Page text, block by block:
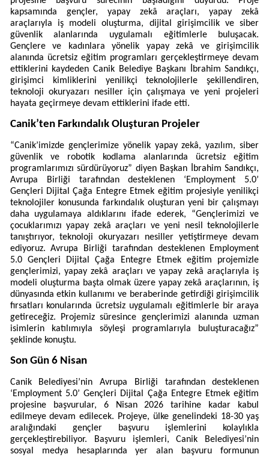
kapsamında gençler, yapay zekâ araçları, yapay zekâ
araçlarıyla iş modeli oluşturma, dijital girişimcilik ve siber
güvenlik alanlarında uygulamalı eğitimlerle buluşacak.
Gençlere ve kadınlara yönelik yapay zekâ ve girişimcilik
alanında ücretsiz eğitim programları gerçekleştirmeye devam
ettiklerini kaydeden Canik Belediye Başkanı İbrahim Sandıkçı,
girişimci kimliklerini yenilikçi teknolojilerle şekillendiren,
teknoloji okuryazarı nesiller için çalışmaya ve yeni projeleri
hayata geçirmeye devam ettiklerini ifade etti.
Canik’ten Farkındalık Oluşturan Projeler
“Canik’imizde gençlerimize yönelik yapay zekâ, yazılım, siber
güvenlik ve robotik kodlama alanlarında ücretsiz eğitim
programlarımızı sürdürüyoruz” diyen Başkan İbrahim Sandıkçı,
Avrupa Birliği tarafından desteklenen ‘Employment 5.0’
Gençleri Dijital Çağa Entegre Etmek eğitim projesiyle yenilikçi
teknolojiler konusunda farkındalık oluşturan yeni bir çalışmayı
daha uygulamaya aldıklarını ifade ederek, “Gençlerimizi ve
çocuklarımızı yapay zekâ araçları ve yeni nesil teknolojilerle
tanıştırıyor, teknoloji okuryazarı nesiller yetiştirmeye devam
ediyoruz. Avrupa Birliği tarafından desteklenen Employment
5.0 Gençleri Dijital Çağa Entegre Etmek eğitim projemizle
gençlerimizi, yapay zekâ araçları ve yapay zekâ araçlarıyla iş
modeli oluşturma başta olmak üzere yapay zekâ araçlarının, iş
dünyasında etkin kullanımı ve beraberinde getirdiği girişimcilik
fırsatları konularında ücretsiz uygulamalı eğitimlerle bir araya
getireceğiz. Projemiz süresince gençlerimizi alanında uzman
isimlerin katılımıyla söyleşi programlarıyla buluşturacağız”
şeklinde konuştu.
Son Gün 6 Nisan
Canik Belediyesi’nin Avrupa Birliği tarafından desteklenen
‘Employment 5.0’ Gençleri Dijital Çağa Entegre Etmek eğitim
projesine başvurular, 6 Nisan 2026 tarihine kadar kabul
edilmeye devam edilecek. Projeye, ülke genelindeki 18-30 yaş
aralığındaki gençler başvuru işlemlerini kolaylıkla
gerçekleştirebiliyor. Başvuru işlemleri, Canik Belediyesi’nin
sosyal medya hesaplarında yer alan başvuru formunun